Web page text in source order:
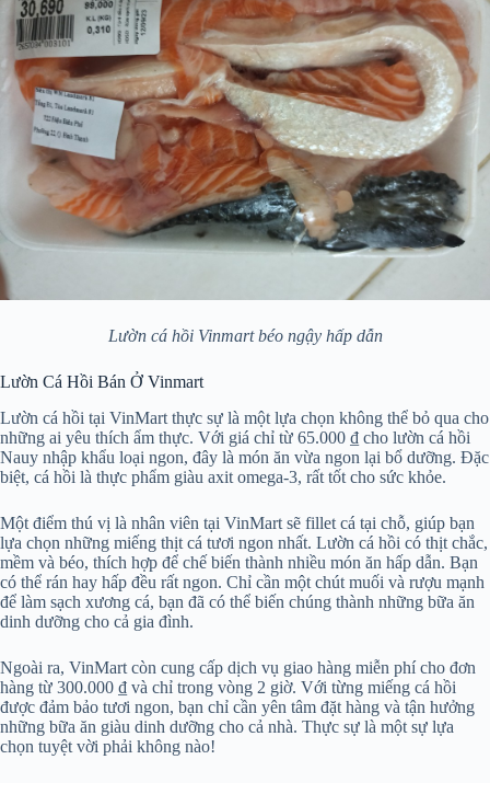
Lườn cá hồi Vinmart béo ngậy hấp dẫn
Lườn Cá Hồi Bán Ở Vinmart
Lườn cá hồi tại VinMart thực sự là một lựa chọn không thể bỏ qua cho
những ai yêu thích ẩm thực. Với giá chỉ từ 65.000 ₫ cho lườn cá hồi
Nauy nhập khẩu loại ngon, đây là món ăn vừa ngon lại bổ dưỡng. Đặc
biệt, cá hồi là thực phẩm giàu axit omega-3, rất tốt cho sức khỏe.
Một điểm thú vị là nhân viên tại VinMart sẽ fillet cá tại chỗ, giúp bạn
lựa chọn những miếng thịt cá tươi ngon nhất. Lườn cá hồi có thịt chắc,
mềm và béo, thích hợp để chế biến thành nhiều món ăn hấp dẫn. Bạn
có thể rán hay hấp đều rất ngon. Chỉ cần một chút muối và rượu mạnh
để làm sạch xương cá, bạn đã có thể biến chúng thành những bữa ăn
dinh dưỡng cho cả gia đình.
Ngoài ra, VinMart còn cung cấp dịch vụ giao hàng miễn phí cho đơn
hàng từ 300.000 ₫ và chỉ trong vòng 2 giờ. Với từng miếng cá hồi
được đảm bảo tươi ngon, bạn chỉ cần yên tâm đặt hàng và tận hưởng
những bữa ăn giàu dinh dưỡng cho cả nhà. Thực sự là một sự lựa
chọn tuyệt vời phải không nào!